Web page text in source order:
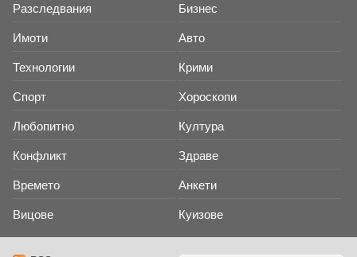
Разследвания Бизнес
Имоти Авто
Технологии Крими
Спорт Хороскопи
Любопитно Култура
Конфликт Здраве
Времето Анкети
Вицове Куизове